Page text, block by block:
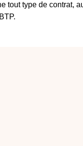
tout type de contrat,